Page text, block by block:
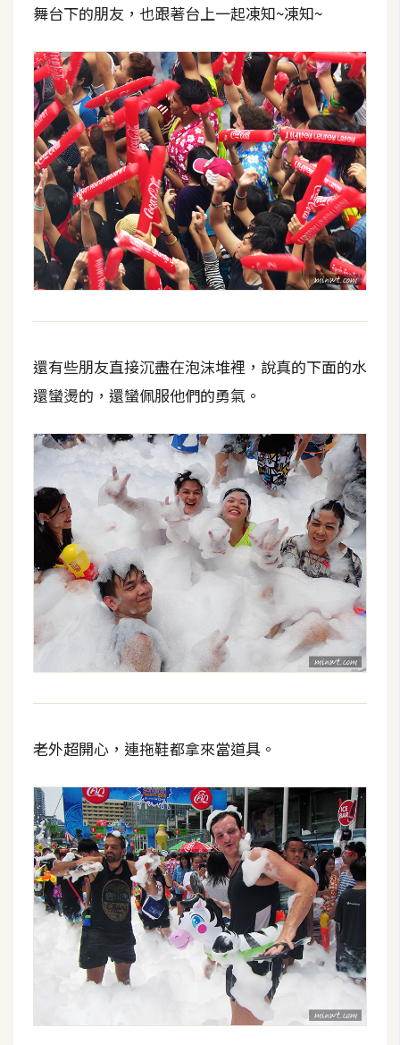
舞台下的朋友，也跟著台上一起凍知~凍知~
還有些朋友直接沉盡在泡沫堆裡，說真的下面的水
還蠻燙的，還蠻佩服他們的勇氣。
老外超開心，連拖鞋都拿來當道具。